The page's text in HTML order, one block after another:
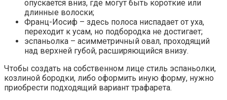
опускается вниз, где могут быть короткие или
длинные волоски;
Франц-Иосиф – здесь полоса ниспадает от уха,
переходит к усам, но подбородка не достигает;
эспаньолка – асимметричный овал, проходящий
над верхней губой, расширяющийся внизу.
Чтобы создать на собственном лице стиль эспаньолки,
козлиной бородки, либо оформить иную форму, нужно
приобрести подходящий вариант трафарета.